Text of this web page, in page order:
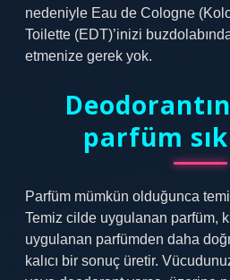
nedeniyle Eau de Cologne
Toilette (EDT)’inizi
etmenize gerek yok.
parfüm
Parfüm mümkün olduğunca
Temiz cilde uygulanan parfüm,
uygulanan parfümden daha
kalıcı bir sonuç üretir.